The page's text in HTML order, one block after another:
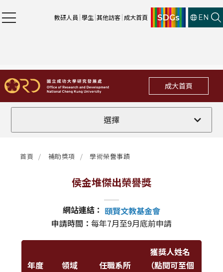
教研人員 學生 其他訪客 成大首頁 SDGs EN
成大首頁
選擇
侯金堆傑出榮譽獎
王民寧紀念獎
國科會傑出特約研究員獎
國科會吳大猷先生紀念獎
國科會大專學生研究計畫研究創作獎
首頁 補助獎項 學術榮譽事蹟
侯金堆傑出榮譽獎
網站連結： 頤賢文教基金會
申請時間： 每年7月至9月底前申請
年度 領域 任職系所
獲獎人姓名
（點閱可至個